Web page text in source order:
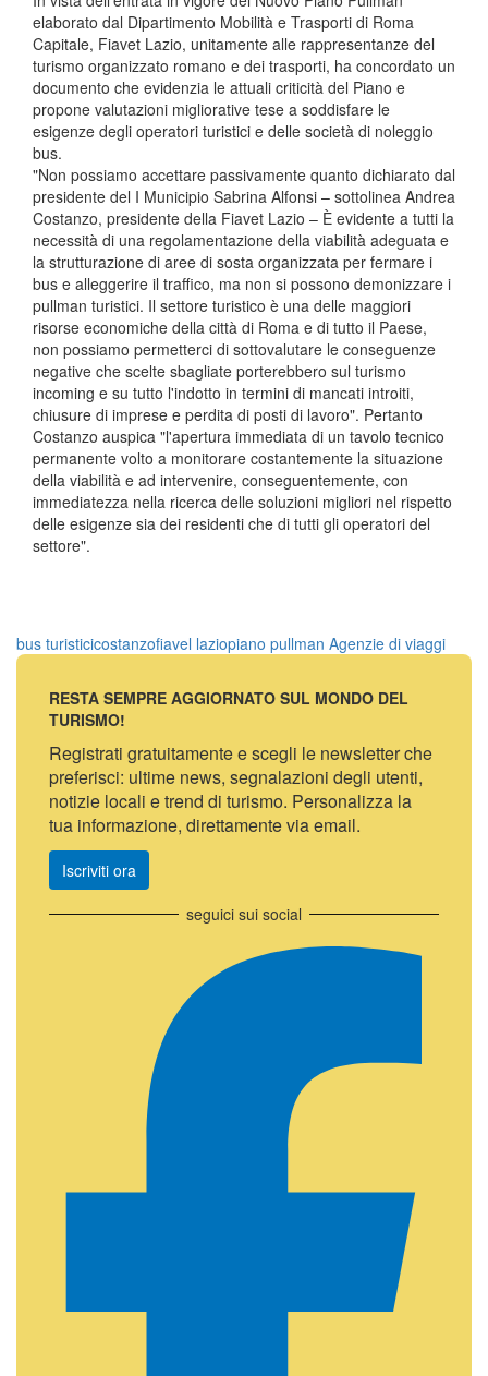
elaborato dal Dipartimento Mobilità e Trasporti di Roma
Capitale, Fiavet Lazio, unitamente alle rappresentanze del
turismo organizzato romano e dei trasporti, ha concordato un
documento che evidenzia le attuali criticità del Piano e
propone valutazioni migliorative tese a soddisfare le
esigenze degli operatori turistici e delle società di noleggio
bus.
"Non possiamo accettare passivamente quanto dichiarato dal
presidente del I Municipio Sabrina Alfonsi – sottolinea Andrea
Costanzo, presidente della Fiavet Lazio – È evidente a tutti la
necessità di una regolamentazione della viabilità adeguata e
la strutturazione di aree di sosta organizzata per fermare i
bus e alleggerire il traffico, ma non si possono demonizzare i
pullman turistici. Il settore turistico è una delle maggiori
risorse economiche della città di Roma e di tutto il Paese,
non possiamo permetterci di sottovalutare le conseguenze
negative che scelte sbagliate porterebbero sul turismo
incoming e su tutto l'indotto in termini di mancati introiti,
chiusure di imprese e perdita di posti di lavoro". Pertanto
Costanzo auspica "l'apertura immediata di un tavolo tecnico
permanente volto a monitorare costantemente la situazione
della viabilità e ad intervenire, conseguentemente, con
immediatezza nella ricerca delle soluzioni migliori nel rispetto
delle esigenze sia dei residenti che di tutti gli operatori del
settore".
bus turisticicostanzofiavel laziopiano pullman Agenzie di viaggi
RESTA SEMPRE AGGIORNATO SUL MONDO DEL
TURISMO!
Registrati gratuitamente e scegli le newsletter che
preferisci: ultime news, segnalazioni degli utenti,
notizie locali e trend di turismo. Personalizza la
tua informazione, direttamente via email.
Iscriviti ora
seguici sui social